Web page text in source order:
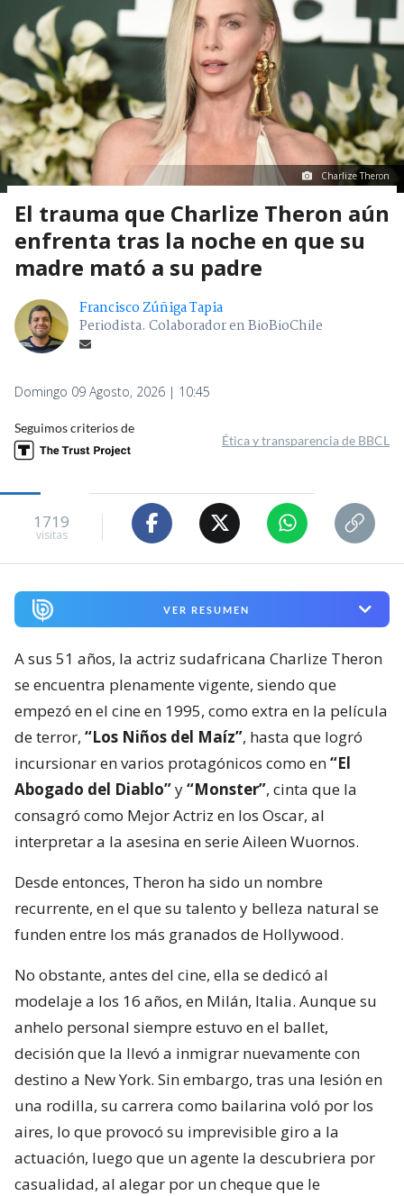
Charlize Theron
El trauma que Charlize Theron aún
enfrenta tras la noche en que su
madre mató a su padre
Francisco Zúñiga Tapia
Periodista. Colaborador en BioBioChile
Domingo 09 Agosto, 2026 | 10:45
Seguimos criterios de
Ética y transparencia de BBCL
1719
visitas
VER RESUMEN
A sus 51 años, la actriz sudafricana Charlize Theron
se encuentra plenamente vigente, siendo que
empezó en el cine en 1995, como extra en la película
de terror, “Los Niños del Maíz”, hasta que logró
incursionar en varios protagónicos como en“El
Abogado del Diablo”y“Monster”, cinta que la
consagró como Mejor Actriz en los Oscar, al
interpretar a la asesina en serie Aileen Wuornos.
Desde entonces, Theron ha sido un nombre
recurrente, en el que su talento y belleza natural se
funden entre los más granados de Hollywood.
No obstante, antes del cine, ella se dedicó al
modelaje a los 16 años, en Milán, Italia. Aunque su
anhelo personal siempre estuvo en el ballet,
decisión que la llevó a inmigrar nuevamente con
destino a New York. Sin embargo, tras una lesión en
una rodilla, su carrera como bailarina voló por los
aires, lo que provocó su imprevisible giro a la
actuación, luego que un agente la descubriera por
casualidad, al alegar por un cheque que le